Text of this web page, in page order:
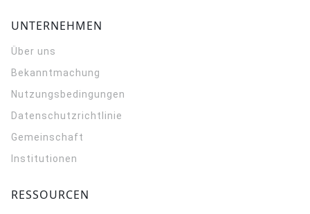
UNTERNEHMEN
Über uns
Bekanntmachung
Nutzungsbedingungen
Datenschutzrichtlinie
Gemeinschaft
Institutionen
RESSOURCEN